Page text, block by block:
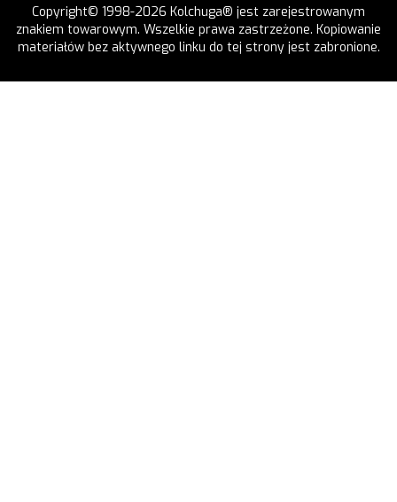
Copyright© 1998-2026 Kolchuga® jest zarejestrowanym
znakiem towarowym. Wszelkie prawa zastrzeżone. Kopiowanie
materiałów bez aktywnego linku do tej strony jest zabronione.